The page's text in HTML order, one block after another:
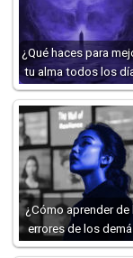
¿Qué haces para
tu alma todos los
¿Cómo aprender de
errores de los